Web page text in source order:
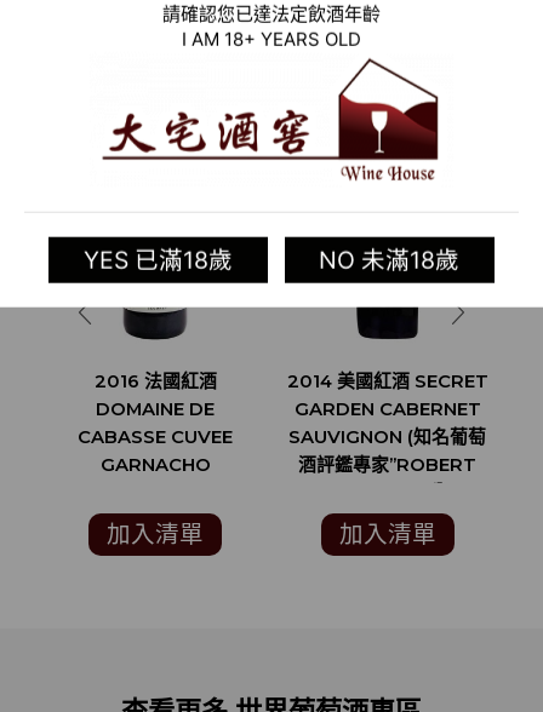
請確認您已達法定飲酒年齡
I AM 18+ YEARS OLD
YES 已滿18歲 NO 未滿18歲
相關商品
2016 法國紅酒
DOMAINE DE
CABASSE CUVEE
GARNACHO
加入清單
2014 美國紅酒 SECRET
GARDEN CABERNET
SAUVIGNON (知名葡萄
酒評鑑專家”ROBERT
加入清單